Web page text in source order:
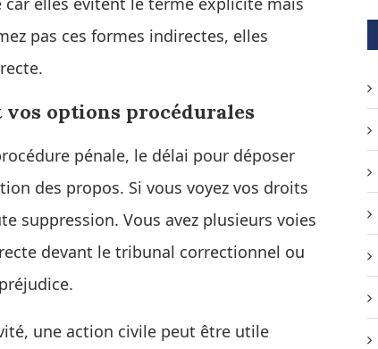
pas ces formes indirectes, elles
options procédurales
pénale, le délai pour déposer
des propos. Si vous voyez vos droits
suppression. Vous avez plusieurs voies
devant le tribunal correctionnel ou
une action civile peut être utile